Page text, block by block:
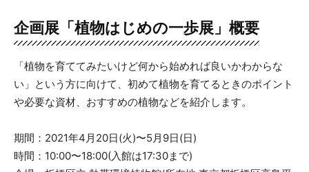
企画展「植物はじめの一歩展」概要
「植物を育ててみたいけど何から始めれば良いかわからな
い」という方に向けて、初めて植物を育てるときのポイント
や必要な資材、おすすめの植物などを紹介します。
期間：2021年4月20日(火)〜5月9日(日)
時間：10:00〜18:00(入館は17:30まで)